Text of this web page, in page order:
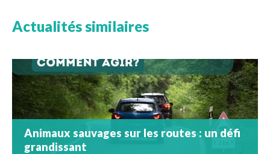
Actualités similaires
Animaux sauvages sur les routes : un défi
grandissant